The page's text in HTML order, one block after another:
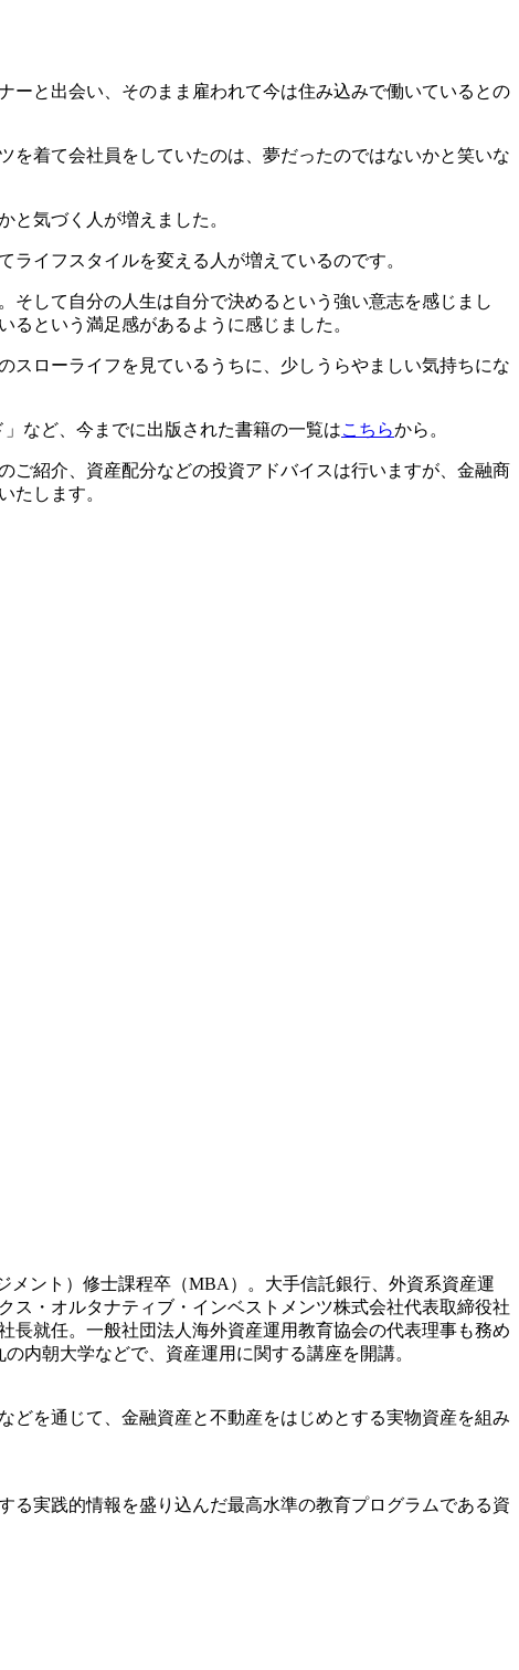
ーと出会い、そのまま雇われて今は住み込みで働いているとの
を着て会社員をしていたのは、夢だったのではないかと笑いな
と気づく人が増えました。
イフスタイルを変える人が増えているのです。
して自分の人生は自分で決めるという強い意志を感じまし
という満足感があるように感じました。
ローライフを見ているうちに、少しうらやましい気持ちにな
など、今までに出版された書籍の一覧はこちらから。
紹介、資産配分などの投資アドバイスは行いますが、金融商
たします。
ント）修士課程卒（MBA）。大手信託銀行、外資系資産運
ス・オルタナティブ・インベストメンツ株式会社代表取締役社
就任。一般社団法人海外資産運用教育協会の代表理事も務め
内朝大学などで、資産運用に関する講座を開講。
どを通じて、金融資産と不動産をはじめとする実物資産を組み
実践的情報を盛り込んだ最高水準の教育プログラムである資